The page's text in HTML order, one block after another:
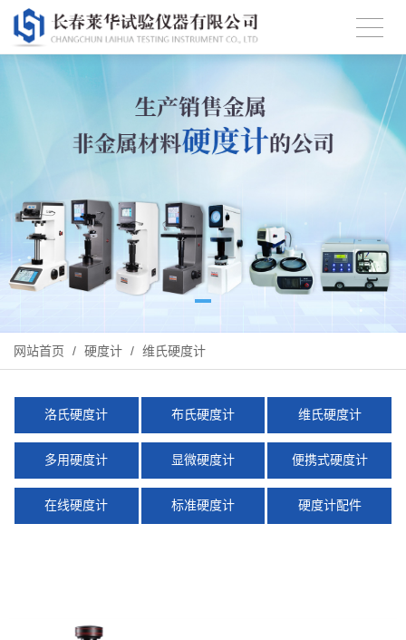
网站首页 / 硬度计 / 维氏硬度计
洛氏硬度计 布氏硬度计 维氏硬度计
多用硬度计 显微硬度计 便携式硬度计
在线硬度计 标准硬度计 硬度计配件